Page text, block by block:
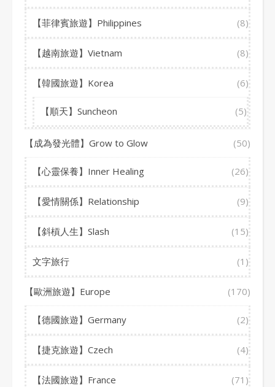
【菲律賓旅遊】Philippines (8)
【越南旅遊】Vietnam (8)
【韓國旅遊】Korea (6)
【順天】Suncheon (5)
【成為發光體】Grow to Glow (50)
【心靈保養】Inner Healing (26)
【愛情關係】Relationship (9)
【斜槓人生】Slash (15)
文字旅行 (1)
【歐洲旅遊】Europe (170)
【德國旅遊】Germany (2)
【捷克旅遊】Czech (4)
【法國旅遊】France (71)